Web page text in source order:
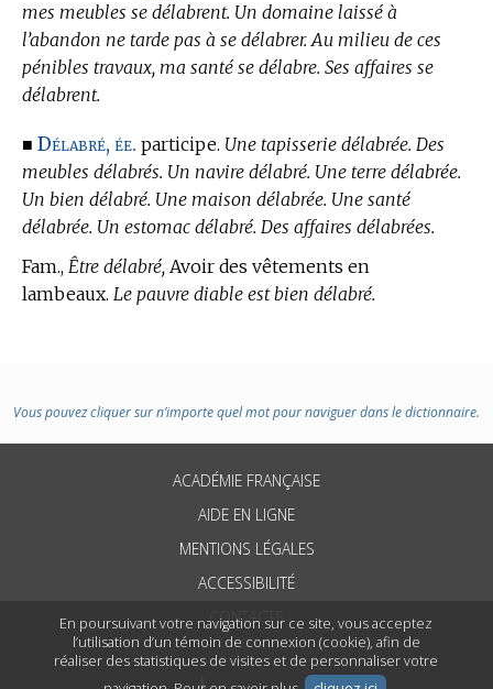
En poursuivant votre navigation sur ce site, vous acceptez
l’utilisation d’un témoin de connexion (cookie), afin de
réaliser des statistiques de visites et de personnaliser votre
mes meubles se délabrent. Un domaine laissé à
l’abandon ne tarde pas à se délabrer. Au milieu de ces
pénibles travaux, ma santé se délabre. Ses affaires se
délabrent.
■ Délabré, ée. participe. Une tapisserie délabrée. Des
meubles délabrés. Un navire délabré. Une terre délabrée.
Un bien délabré. Une maison délabrée. Une santé
délabrée. Un estomac délabré. Des affaires délabrées.
Fam., Être délabré, Avoir des vêtements en
lambeaux. Le pauvre diable est bien délabré.
Vous pouvez cliquer sur n’importe quel mot pour naviguer dans le dictionnaire.
ACADÉMIE FRANÇAISE
AIDE EN LIGNE
MENTIONS LÉGALES
ACCESSIBILITÉ
CONTACTS